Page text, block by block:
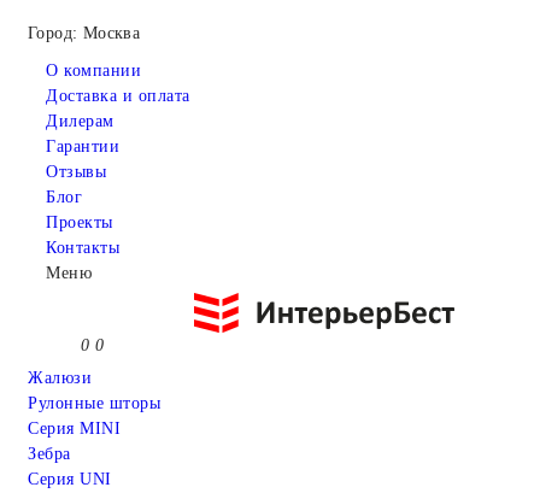
Город: Москва
О компании
Доставка и оплата
Дилерам
Гарантии
Отзывы
Блог
Проекты
Контакты
Меню
0 0
Жалюзи
Рулонные шторы
Серия MINI
Зебра
Серия UNI